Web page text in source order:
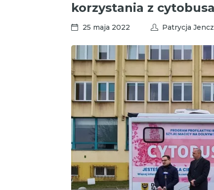
korzystania z cytobusa
25 maja 2022 Patrycja